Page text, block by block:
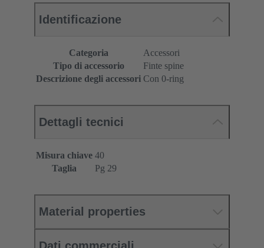
Identificazione
Categoria
Accessori
Tipo di accessorio
Finte spine
Descrizione degli accessori Con 0-ring
Dettagli tecnici
Misura chiave 40
Taglia
Pg 29
Material properties